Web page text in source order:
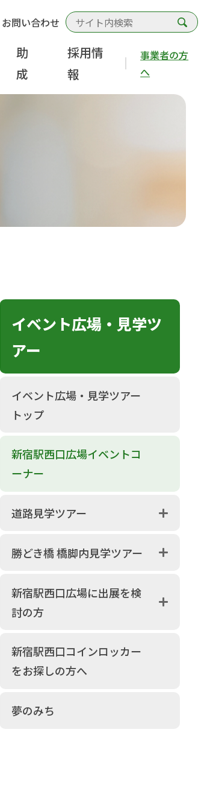
お問い合わせ
助
成
採用情
報
事業者の方
へ
イベント広場・見学ツ
アー
イベント広場・見学ツアー
トップ
新宿駅西口広場イベントコ
ーナー
道路見学ツアー
勝どき橋 橋脚内見学ツアー
新宿駅西口広場に出展を検
討の方
新宿駅西口コインロッカー
をお探しの方へ
夢のみち